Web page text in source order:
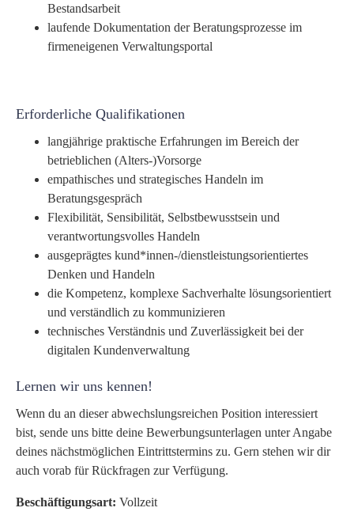
Bestandsarbeit
laufende Dokumentation der Beratungsprozesse im
firmeneigenen Verwaltungsportal
Erforderliche Qualifikationen
langjährige praktische Erfahrungen im Bereich der
betrieblichen (Alters-)Vorsorge
empathisches und strategisches Handeln im
Beratungsgespräch
Flexibilität, Sensibilität, Selbstbewusstsein und
verantwortungsvolles Handeln
ausgeprägtes kund*innen-/dienstleistungsorientiertes
Denken und Handeln
die Kompetenz, komplexe Sachverhalte lösungsorientiert
und verständlich zu kommunizieren
technisches Verständnis und Zuverlässigkeit bei der
digitalen Kundenverwaltung
Lernen wir uns kennen!
Wenn du an dieser abwechslungsreichen Position interessiert
bist, sende uns bitte deine Bewerbungsunterlagen unter Angabe
deines nächstmöglichen Eintrittstermins zu. Gern stehen wir dir
auch vorab für Rückfragen zur Verfügung.
Beschäftigungsart: Vollzeit